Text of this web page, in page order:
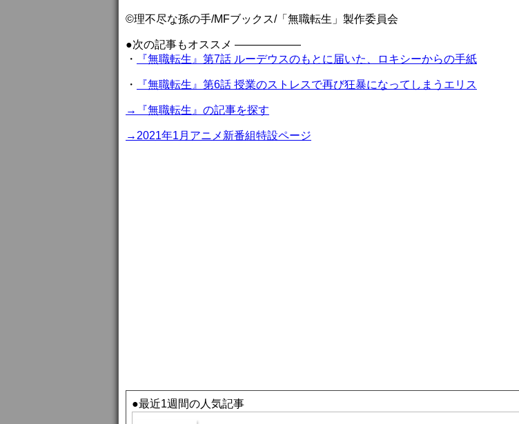
©理不尽な孫の手/MFブックス/「無職転生」製作委員会
●次の記事もオススメ ——————
・
『無職転生』第7話 ルーデウスのもとに届いた、ロキシーからの手紙
・ 『無職転生』第6話 授業のストレスで再び狂暴になってしまうエリス
→『無職転生』の記事を探す
→2021年1月アニメ新番組特設ページ
●最近1週間の人気記事